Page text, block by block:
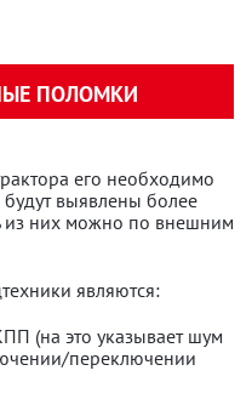
ПОЛОМКИ
его необходимо
выявлены более
из них можно по внешним
являются:
(на это указывает шум
переключении